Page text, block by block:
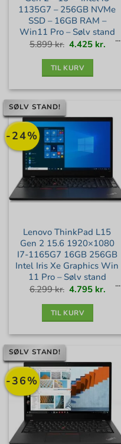
1135G7 – 256GB NVMe
SSD – 16GB RAM –
Win11 Pro – Sølv stand
5.899kr. Den
oprindelige
pris
4.425 kr. Den
TIL KURV
-24%
SØLV STAND!
Lenovo ThinkPad L15
Gen 2 15.6 1920×1080
I7-1165G7 16GB 256GB
Intel Iris Xe Graphics Win
11 Pro – Sølv stand
6.299kr. Den
oprindelige
pris
4.795 kr. Den
TIL KURV
-36%
SØLV STAND!